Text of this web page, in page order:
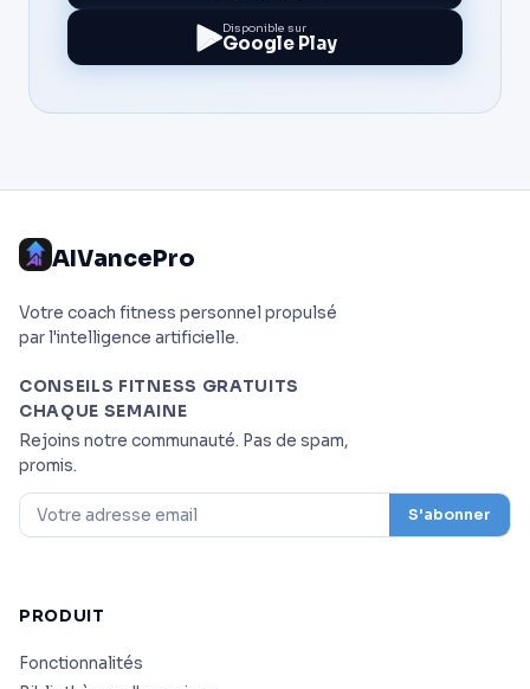
Disponible sur
Google Play
AIVancePro
Votre coach fitness personnel propulsé
par l'intelligence artificielle.
CONSEILS FITNESS GRATUITS
CHAQUE SEMAINE
Rejoins notre communauté. Pas de spam,
promis.
S'abonner
PRODUIT
Fonctionnalités